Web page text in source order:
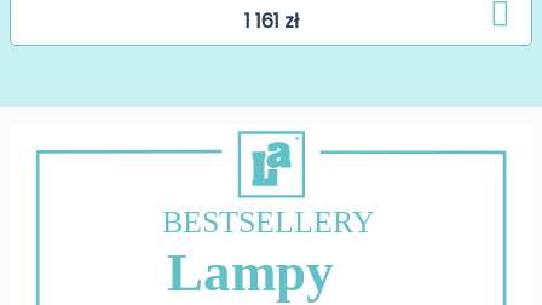
1 161 zł
BESTSELLERY
Lampy